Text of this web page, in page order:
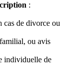
:
cas de divorce ou
ou avis
individuelle de